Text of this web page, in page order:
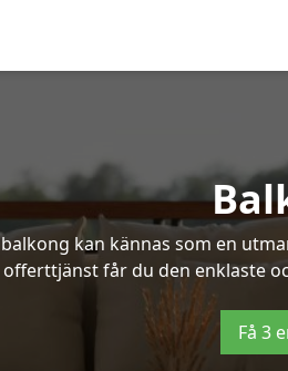
kan kännas som en
offerttjänst får du den enklaste
Få 3